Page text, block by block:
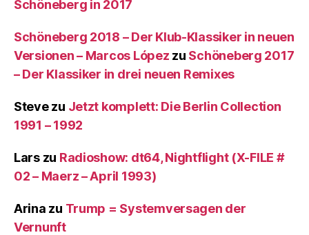
Schöneberg in 2017
Schöneberg 2018 – Der Klub-Klassiker in neuen
Versionen – Marcos López zu Schöneberg 2017
– Der Klassiker in drei neuen Remixes
Stevezu Jetzt komplett: Die Berlin Collection
1991 – 1992
Larszu Radioshow: dt64, Nightflight (X-FILE #
02 – Maerz – April 1993)
Arina zu Trump = Systemversagen der
Vernunft